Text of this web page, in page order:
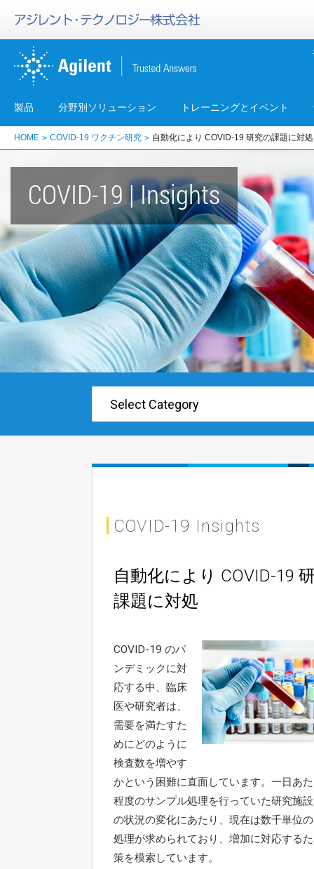
製品 分野別ソリューション トレーニングとイベント
HOME COVID-19 ワクチン研究 自動化により COVID-19 研究の課題に対処
COVID-19 | Insights
COVID-19 Insights
自動化により COVID-19
課題に対処
COVID-19 のパ
ンデミックに対
応する中、臨床
医や研究者は、
需要を満たすた
めにどのように
検査数を増やす
かという困難に直面しています。一日あ
程度のサンプル処理を行っていた研究施
の状況の変化にあたり、現在は数千単位
処理が求められており、増加に対応する
策を模索しています。